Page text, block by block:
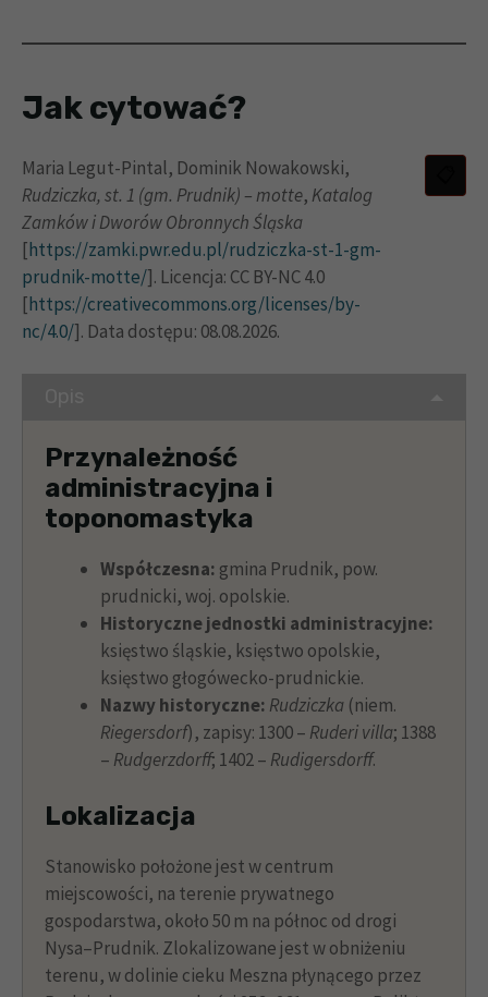
Jak cytować?
Maria Legut-Pintal, Dominik Nowakowski,
Rudziczka, st. 1 (gm. Prudnik) – motte, Katalog
Zamków i Dworów Obronnych Śląska
[https://zamki.pwr.edu.pl/rudziczka-st-1-gm-
prudnik-motte/]. Licencja: CC BY-NC 4.0
[https://creativecommons.org/licenses/by-
nc/4.0/]. Data dostępu: 08.08.2026.
Przynależność
administracyjna i
toponomastyka
Współczesna: gmina Prudnik, pow.
prudnicki, woj. opolskie.
Historyczne jednostki administracyjne:
księstwo śląskie, księstwo opolskie,
księstwo głogówecko-prudnickie.
Nazwy historyczne: Rudziczka (niem.
Riegersdorf), zapisy: 1300 – Ruderi villa; 1388
– Rudgerzdorff; 1402 – Rudigersdorff.
Lokalizacja
Stanowisko położone jest w centrum
miejscowości, na terenie prywatnego
gospodarstwa, około 50 m na północ od drogi
Nysa–Prudnik. Zlokalizowane jest w obniżeniu
terenu, w dolinie cieku Meszna płynącego przez